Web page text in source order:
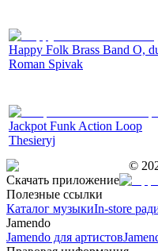
Happy Folk Brass Band O,
Roman Spivak
Jackpot Funk Action Loop
Thesieryj
©
Скачать приложение
Полезные ссылки
Каталог музыкиIn-store
Jamendo
Jamendo для артистов